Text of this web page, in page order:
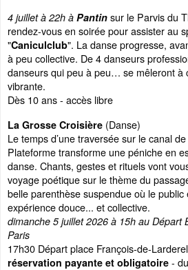
4 juillet à 22h à Pantin sur le Parvis du
rendez-vous en soirée pour assister au
"Caniculclub". La danse progresse,
à peu collective. De 4 danseurs
danseurs qui peu à peu… se mêleront à
vibrante.
Dès 10 ans - accès libre
La Grosse Croisière (Danse)
Le temps d’une traversée sur le canal
Plateforme transforme une péniche en
danse. Chants, gestes et rituels vont
voyage poétique sur le thème du
belle parenthèse suspendue où le
expérience douce... et collective.
dimanche 5 juillet 2026 à 15h au Départ
Paris
17h30 Départ place François-de-
réservation payante et obligatoire -